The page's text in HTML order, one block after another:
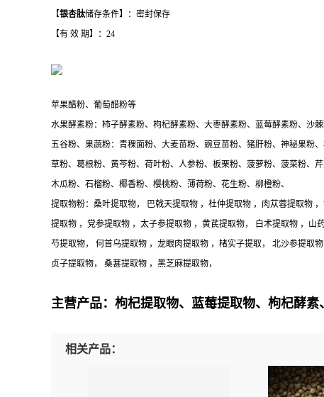
【银杏肽储存条件】：密封保存
【有 效 期】：24
苹果醋粉、葡萄醋粉等
水果酵素粉：柿子酵素粉、枸杞酵素粉、大枣酵素粉、蓝莓酵素粉、沙
五谷粉、果蔬粉：青稞面粉、大麦苗粉、豌豆苗粉、猪肝粉、神秘果粉
草粉、葛根粉、黄芩粉、荷叶粉、人参粉、板栗粉、菠萝粉、菠菜粉、
木瓜粉、石榴粉、椰香粉、樱桃粉、薄荷粉、花生粉、柳橙粉、
提取物粉：桑叶提取物， 巴戟天提取物 ，杜仲提取物 ，肉苁蓉提取物
提取物 ，党参提取物 ，太子参提取物 ，黄芪提取物， 白术提取物 ，
芍提取物， 何首乌提取物 ，龙眼肉提取物 ，楮实子提取， 北沙参提取
贞子提取物， 桑葚提取物 ，黑芝麻提取物，
主营产品：枸杞提取物、蓝莓提取物、枸杞酵
相关产品：